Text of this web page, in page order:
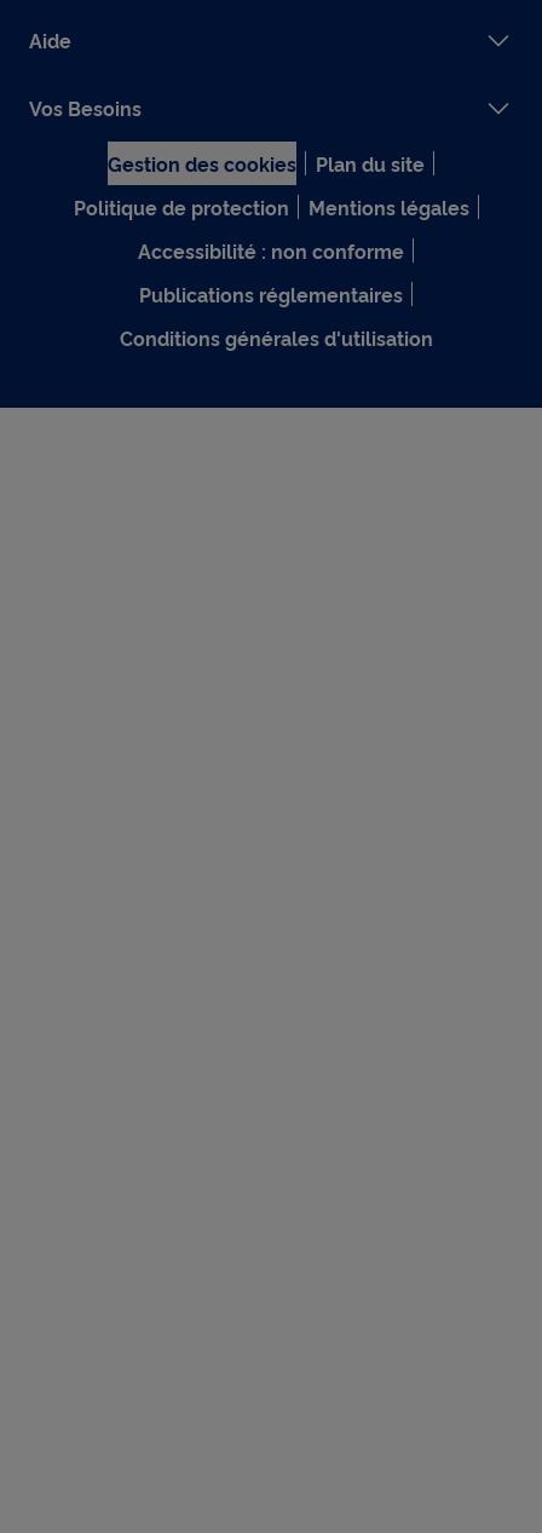
Aide
Vos Besoins
Gestion des cookies
Plan du site
Politique de protection
Mentions légales
Accessibilité : non conforme
Publications réglementaires
Conditions générales d'utilisation